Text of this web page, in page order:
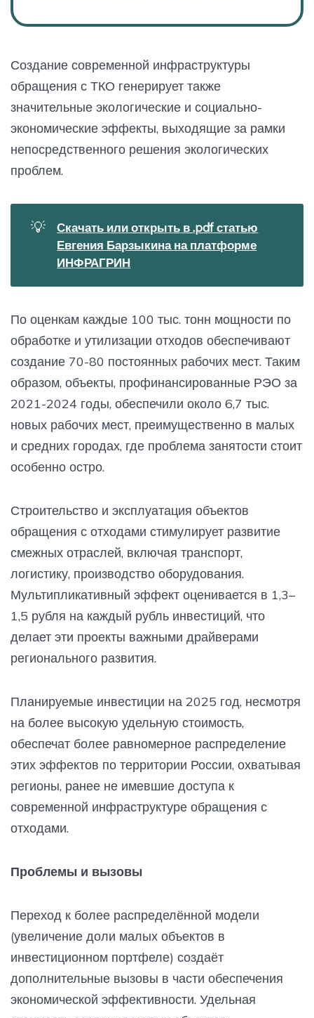
Создание современной инфраструктуры
обращения с ТКО генерирует также
значительные экологические и социально-
экономические эффекты, выходящие за рамки
непосредственного решения экологических
проблем.
💡
Скачать или открыть в .pdf статью
Евгения Барзыкина на платформе
ИНФРАГРИН
По оценкам каждые 100 тыс. тонн мощности по
обработке и утилизации отходов обеспечивают
создание 70-80 постоянных рабочих мест. Таким
образом, объекты, профинансированные РЭО за
2021-2024 годы, обеспечили около 6,7 тыс.
новых рабочих мест, преимущественно в малых
и средних городах, где проблема занятости стоит
особенно остро.
Строительство и эксплуатация объектов
обращения с отходами стимулирует развитие
смежных отраслей, включая транспорт,
логистику, производство оборудования.
Мультипликативный эффект оценивается в 1,3–
1,5 рубля на каждый рубль инвестиций, что
делает эти проекты важными драйверами
регионального развития.
Планируемые инвестиции на 2025 год, несмотря
на более высокую удельную стоимость,
обеспечат более равномерное распределение
этих эффектов по территории России, охватывая
регионы, ранее не имевшие доступа к
современной инфраструктуре обращения с
отходами.
Проблемы и вызовы
Переход к более распределённой модели
(увеличение доли малых объектов в
инвестиционном портфеле) создаёт
дополнительные вызовы в части обеспечения
экономической эффективности. Удельная